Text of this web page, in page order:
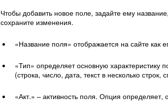
Чтобы добавить новое поле, задайте ему
сохраните изменения.
«Название поля» отображается на сайте как
«Тип» определяет основную характеристику
(строка, число, дата, текст в несколько строк,
«Акт.» – активность поля. Опция